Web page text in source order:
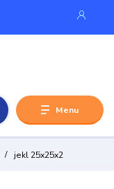
Menu
jekl 25x25x2